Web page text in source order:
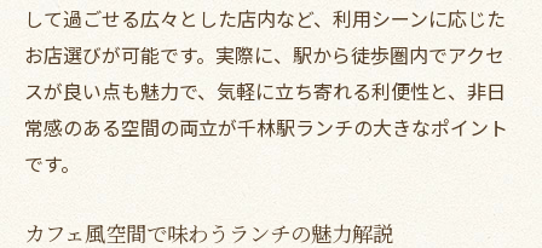
千林カフェで味わうランチのこだわり
ランチタイムに訪れたい千林カフェ特集
おしゃれ空間が魅力の千林駅カフェランチ
千林商店街で人気カフェランチを満喫
千林駅でコスパ重視のランチ選び方
して過ごせる広々とした店内など、利用シーンに応じた
お店選びが可能です。実際に、駅から徒歩圏内でアクセ
スが良い点も魅力で、気軽に立ち寄れる利便性と、非日
常感のある空間の両立が千林駅ランチの大きなポイント
です。
カフェ風空間で味わうランチの魅力解説